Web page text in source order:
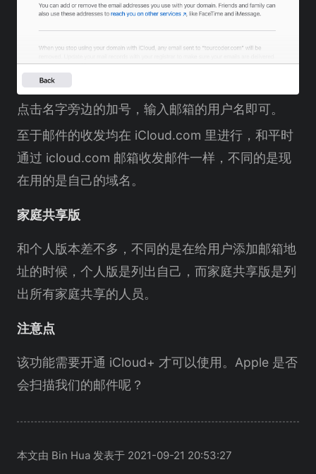
点击名字旁边的加号，输入邮箱的用户名即可。
至于邮件的收发均在 iCloud.com 里进行，和平时
通过 icloud.com 邮箱收发邮件一样，不同的是现
在用的是自己的域名。
家庭共享版
和个人版本差不多，不同的是在给用户添加邮箱地
址的时候，个人版是列出自己，而家庭共享版是列
出所有家庭共享的人员。
注意点
该功能需要开通 iCloud+ 才可以使用。Apple 是否
会扫描我们的邮件呢？
本文由 Bin Hua 发表于 2021-09-21 20:53:27